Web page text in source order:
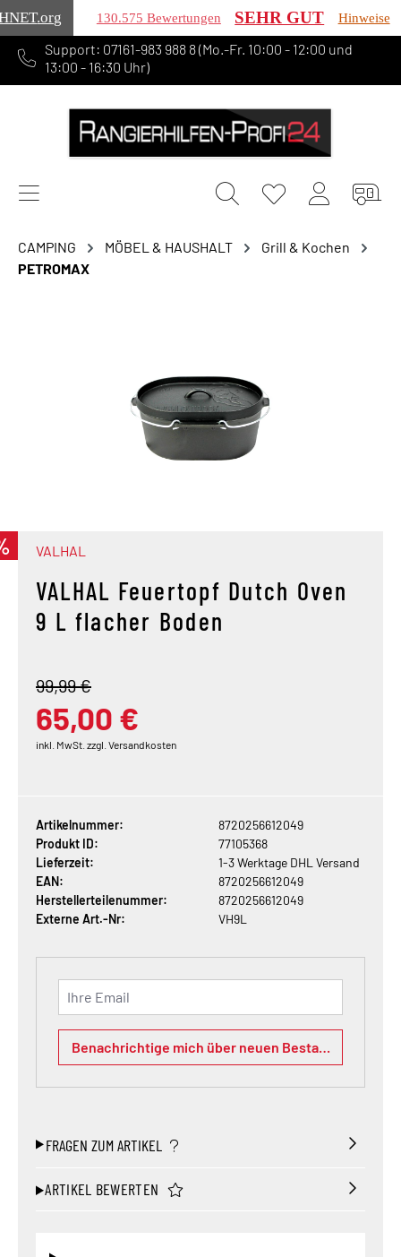
.org 130.575 Bewertungen SEHR GUT Hinweise
springen
Support: 07161-983 988 8 (Mo.-Fr. 10:00 - 12:00 und
13:00 - 16:30 Uhr)
CAMPING MÖBEL & HAUSHALT
Grill & Kochen
PETROMAX
VALHAL
VALHAL Feuertopf Dutch Oven
9 L flacher Boden
65,00 €
99,99 €
inkl. MwSt. zzgl. Versandkosten
Artikelnummer:
8720256612049
Produkt ID:
77105368
Lieferzeit:
1-3 Werktage DHL Versand
EAN:
8720256612049
Herstellerteilenummer:
8720256612049
Externe Art.-Nr:
VH9L
Ihre Email
Benachrichtige mich über neuen Bestand
FRAGEN ZUM ARTIKEL
ARTIKEL BEWERTEN